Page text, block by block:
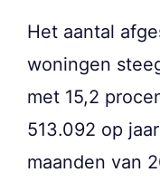
Het aantal
woningen
met 15,2
513.092 op
maanden van